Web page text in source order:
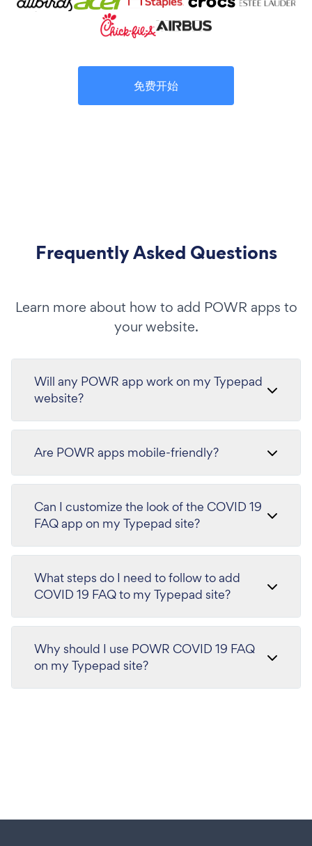
免费开始
Frequently Asked Questions
Learn more about how to add POWR apps to
your website.
Will any POWR app work on my Typepad
website?
Are POWR apps mobile-friendly?
Can I customize the look of the COVID 19
FAQ app on my Typepad site?
What steps do I need to follow to add
COVID 19 FAQ to my Typepad site?
Why should I use POWR COVID 19 FAQ
on my Typepad site?